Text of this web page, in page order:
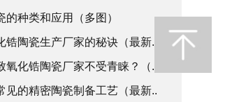
的种类和应用（多图）
锆陶瓷生产厂家的秘诀（最新..
氧化锆陶瓷厂家不受青睐？（..
见的精密陶瓷制备工艺（最新..